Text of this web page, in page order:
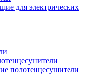
для электрических
полотенцесушители